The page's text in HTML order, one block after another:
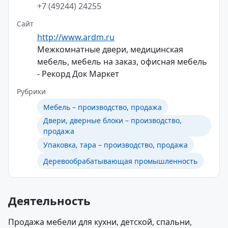
+7 (49244) 24255
Сайт
http://www.ardm.ru
Межкомнатные двери, медицинская
мебель, мебель на заказ, офисная мебель
- Рекорд Док Маркет
Рубрики
Мебель – производство, продажа
Двери, дверные блоки – производство,
продажа
Упаковка, тара – производство, продажа
Деревообрабатывающая промышленность
Деятельность
Продажа мебели для кухни, детской, спальни,